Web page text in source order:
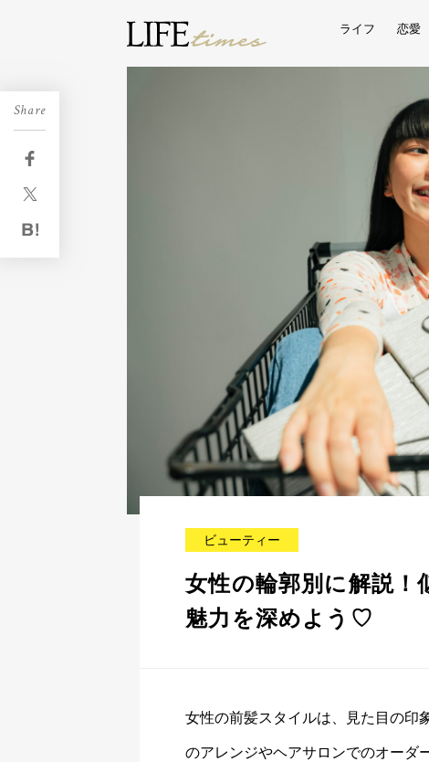
ライフ 恋愛
Share
ビューティー
女性の輪郭別に解説！
魅力を深めよう♡
女性の前髪スタイルは、見た目の印
のアレンジやヘアサロンでのオーダ